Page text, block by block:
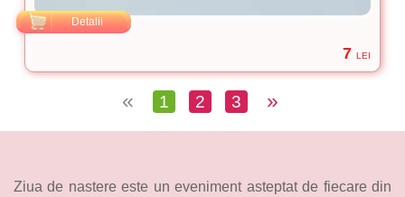
Detalii
7 LEI
« 1 2 3 »
Ziua de nastere este un eveniment asteptat de fiecare din